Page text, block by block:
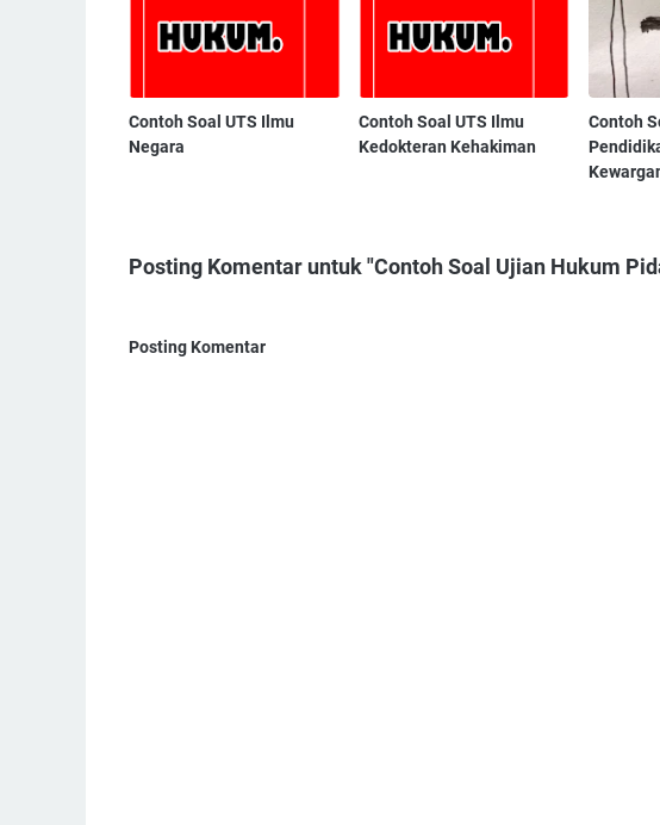
Contoh Soal UTS Ilmu
Negara
Contoh Soal UTS Ilmu
Kedokteran Kehakiman
Contoh
Posting Komentar untuk "Contoh Soal Ujian Hukum
Posting Komentar